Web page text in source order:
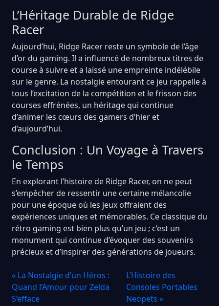
L’Héritage Durable de Ridge
Racer
Aujourd’hui, Ridge Racer reste un symbole de l’âge
d’or du gaming. Il a influencé de nombreux titres de
course à suivre et a laissé une empreinte indélébile
sur le genre. La nostalgie entourant ce jeu rappelle à
tous l’excitation de la compétition et le frisson des
courses effrénées, un héritage qui continue
d’animer les cœurs des gamers d’hier et
d’aujourd’hui.
Conclusion : Un Voyage à Travers
le Temps
En explorant l’histoire de Ridge Racer, on ne peut
s’empêcher de ressentir une certaine mélancolie
pour une époque où les jeux offraient des
expériences uniques et mémorables. Ce classique du
rétro gaming est bien plus qu’un jeu ; c’est un
monument qui continue d’évoquer des souvenirs
précieux et d’inspirer des générations de joueurs.
« La Nostalgie d’un Héros :
Quand l’Amour pour Zelda
S’efface
L’Histoire des
Consoles Portables
Neopets »